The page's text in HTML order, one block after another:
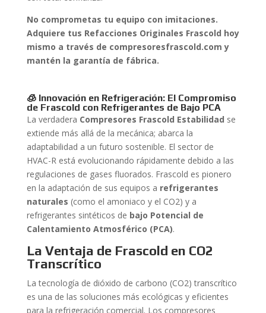
No comprometas tu equipo con imitaciones.
Adquiere tus Refacciones Originales Frascold hoy
mismo a través de compresoresfrascold.com y
mantén la garantía de fábrica.
🧊 Innovación en Refrigeración: El Compromiso
de Frascold con Refrigerantes de Bajo PCA
La verdadera Compresores Frascold Estabilidad se
extiende más allá de la mecánica; abarca la
adaptabilidad a un futuro sostenible. El sector de
HVAC-R está evolucionando rápidamente debido a las
regulaciones de gases fluorados. Frascold es pionero
en la adaptación de sus equipos a refrigerantes
naturales (como el amoniaco y el CO2) y a
refrigerantes sintéticos de bajo Potencial de
Calentamiento Atmosférico (PCA).
La Ventaja de Frascold en CO2
Transcrítico
La tecnología de dióxido de carbono (CO2) transcrítico
es una de las soluciones más ecológicas y eficientes
para la refrigeración comercial. Los compresores